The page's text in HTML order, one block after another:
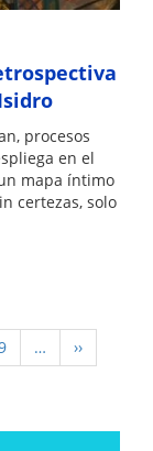
procesos
en el
mapa íntimo
certezas, solo
…
Siguiente
página
››